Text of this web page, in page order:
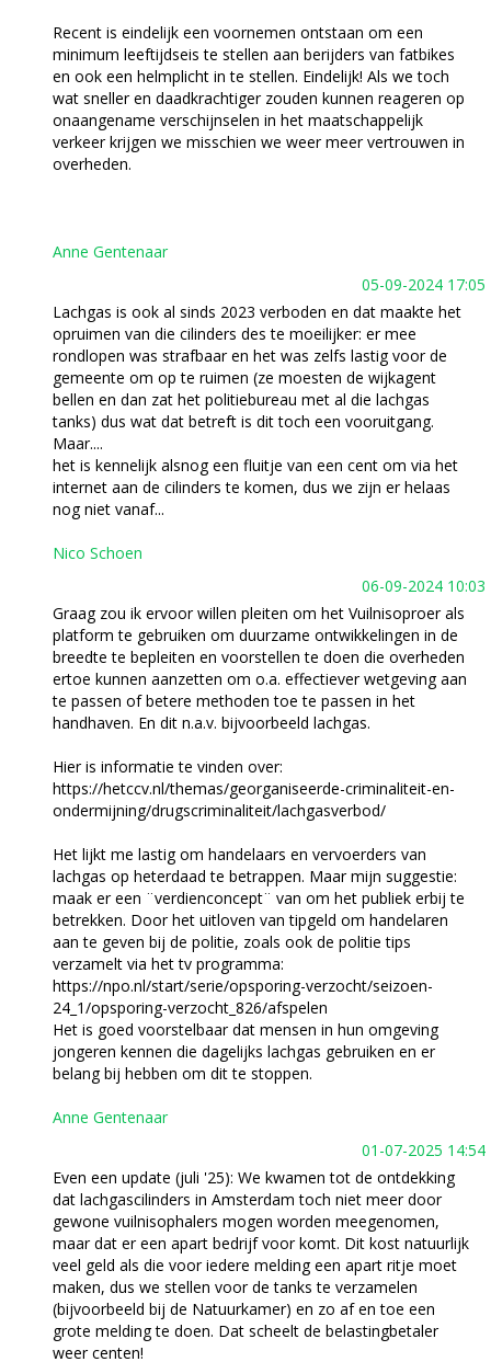
Recent is eindelijk een voornemen ontstaan om een
minimum leeftijdseis te stellen aan berijders van fatbikes
en ook een helmplicht in te stellen. Eindelijk! Als we toch
wat sneller en daadkrachtiger zouden kunnen reageren op
onaangename verschijnselen in het maatschappelijk
verkeer krijgen we misschien we weer meer vertrouwen in
overheden.
Anne Gentenaar
05-09-2024 17:05
Lachgas is ook al sinds 2023 verboden en dat maakte het
opruimen van die cilinders des te moeilijker: er mee
rondlopen was strafbaar en het was zelfs lastig voor de
gemeente om op te ruimen (ze moesten de wijkagent
bellen en dan zat het politiebureau met al die lachgas
tanks) dus wat dat betreft is dit toch een vooruitgang.
Maar....
het is kennelijk alsnog een fluitje van een cent om via het
internet aan de cilinders te komen, dus we zijn er helaas
nog niet vanaf...
Nico Schoen
06-09-2024 10:03
Graag zou ik ervoor willen pleiten om het Vuilnisoproer als
platform te gebruiken om duurzame ontwikkelingen in de
breedte te bepleiten en voorstellen te doen die overheden
ertoe kunnen aanzetten om o.a. effectiever wetgeving aan
te passen of betere methoden toe te passen in het
handhaven. En dit n.a.v. bijvoorbeeld lachgas.
Hier is informatie te vinden over:
https://hetccv.nl/themas/georganiseerde-criminaliteit-en-
ondermijning/drugscriminaliteit/lachgasverbod/
Het lijkt me lastig om handelaars en vervoerders van
lachgas op heterdaad te betrappen. Maar mijn suggestie:
maak er een ¨verdienconcept¨ van om het publiek erbij te
betrekken. Door het uitloven van tipgeld om handelaren
aan te geven bij de politie, zoals ook de politie tips
verzamelt via het tv programma:
https://npo.nl/start/serie/opsporing-verzocht/seizoen-
24_1/opsporing-verzocht_826/afspelen
Het is goed voorstelbaar dat mensen in hun omgeving
jongeren kennen die dagelijks lachgas gebruiken en er
belang bij hebben om dit te stoppen.
Anne Gentenaar
01-07-2025 14:54
Even een update (juli '25): We kwamen tot de ontdekking
dat lachgascilinders in Amsterdam toch niet meer door
gewone vuilnisophalers mogen worden meegenomen,
maar dat er een apart bedrijf voor komt. Dit kost natuurlijk
veel geld als die voor iedere melding een apart ritje moet
maken, dus we stellen voor de tanks te verzamelen
(bijvoorbeeld bij de Natuurkamer) en zo af en toe een
grote melding te doen. Dat scheelt de belastingbetaler
weer centen!